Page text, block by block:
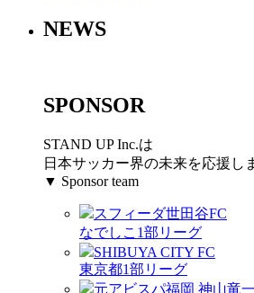
NEWS
SPONSOR
STAND UP Inc.は
日本サッカー界の未来を応援し
▼ Sponsor team
スフィーダ世田谷FC
なでしこ1部リーグ
SHIBUYA CITY FC
東京都1部リーグ
元アビスパ福岡 神山竜一